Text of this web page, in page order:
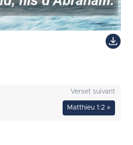
Verset suivant
Matthieu 1:2 »